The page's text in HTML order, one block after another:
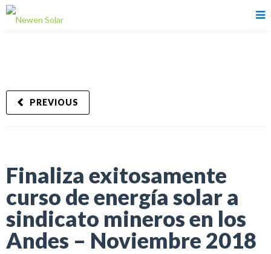
PREVIOUS
Finaliza exitosamente
curso de energía solar a
sindicato mineros en los
Andes – Noviembre 2018